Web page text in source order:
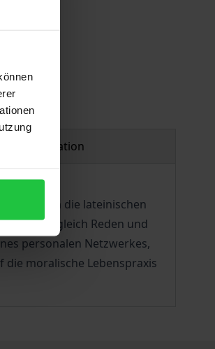
information
die lateinischen
Indem zugleich Reden und
personalen Netzwerkes,
moralische Lebenspraxis